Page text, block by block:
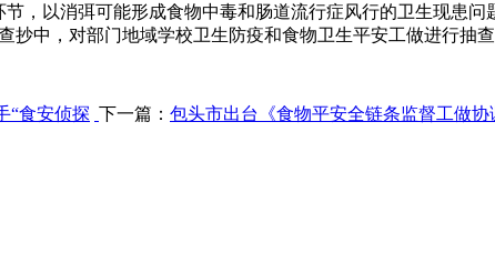
，以消弭可能形成食物中毒和肠道流行症风行的卫生现患
抄中，对部门地域学校卫生防疫和食物卫生平安工做进行抽
“食安侦探 下一篇： 包头市出台《食物平安全链条监督工做协